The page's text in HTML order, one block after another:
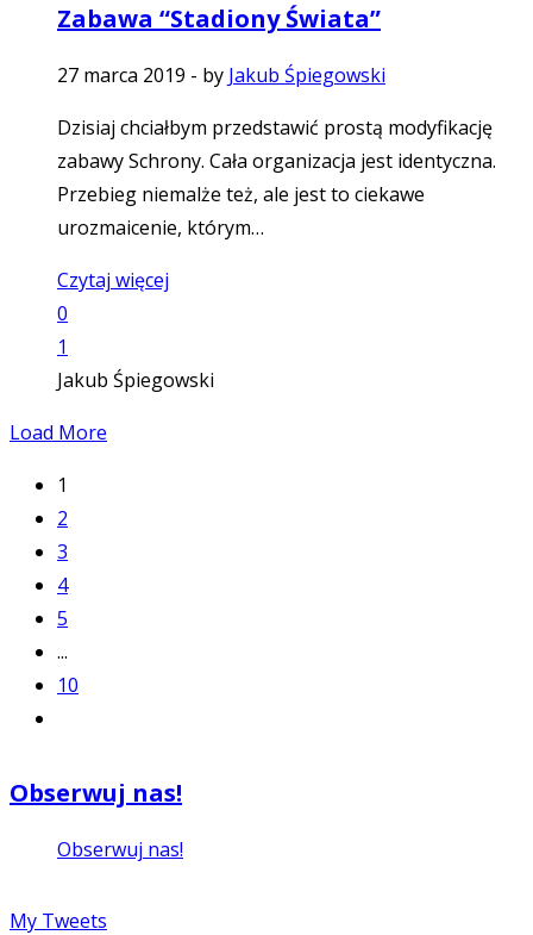
Zabawa “Stadiony Świata”
27 marca 2019 - by Jakub Śpiegowski
Dzisiaj chciałbym przedstawić prostą modyfikację
zabawy Schrony. Cała organizacja jest identyczna.
Przebieg niemalże też, ale jest to ciekawe
urozmaicenie, którym…
Czytaj więcej
0
1
Jakub Śpiegowski
Load More
1
2
3
4
5
...
10
Obserwuj nas!
Obserwuj nas!
My Tweets